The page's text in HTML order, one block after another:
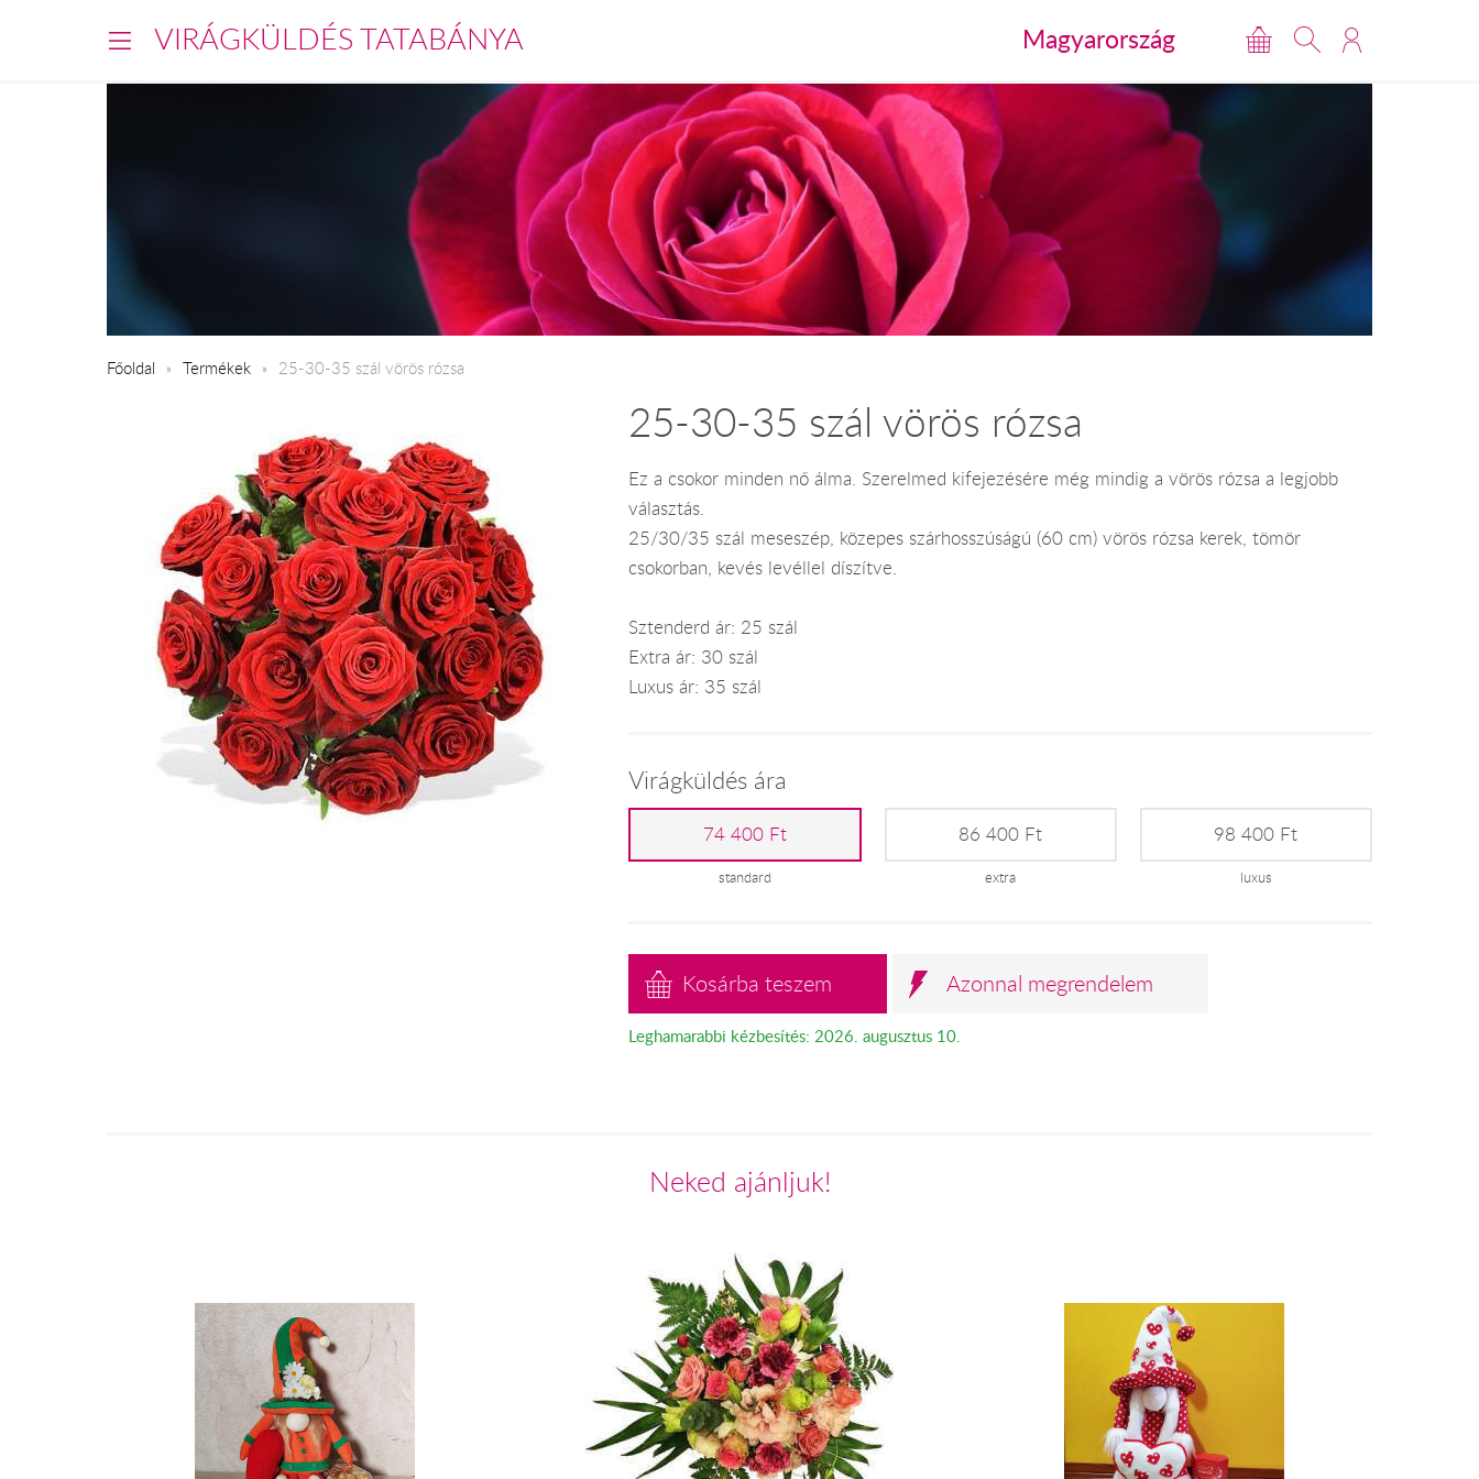
VIRÁGKÜLDÉS TATABÁNYA Magyarország
Főoldal Termékek 25-30-35 szál vörös rózsa
25-30-35 szál vörös rózsa
Ez a csokor minden nő álma. Szerelmed kifejezésére még mindig a vörös rózsa a legjobb
választás.
25/30/35 szál meseszép, közepes szárhosszúságú (60 cm) vörös rózsa kerek, tömör
csokorban, kevés levéllel díszítve.
Sztenderd ár: 25 szál
Extra ár: 30 szál
Luxus ár: 35 szál
Virágküldés ára
74 400 Ft
standard
86 400 Ft
extra
98 400 Ft
luxus
Kosárba teszem Azonnal megrendelem
Leghamarabbi kézbesítés: 2026. augusztus 10.
Neked ajánljuk!